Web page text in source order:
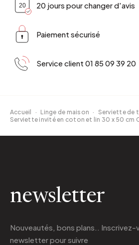
20 jours pour changer d'avis
Paiement sécurisé
Service client 01 85 09 39 20
Accueil · Linge de maison · Serviette de
Serviette invité en coton et lin 30 x 50 cm
newsletter
Nouveautés, bons plans.. Inscrivez-
newsletterpour suivre